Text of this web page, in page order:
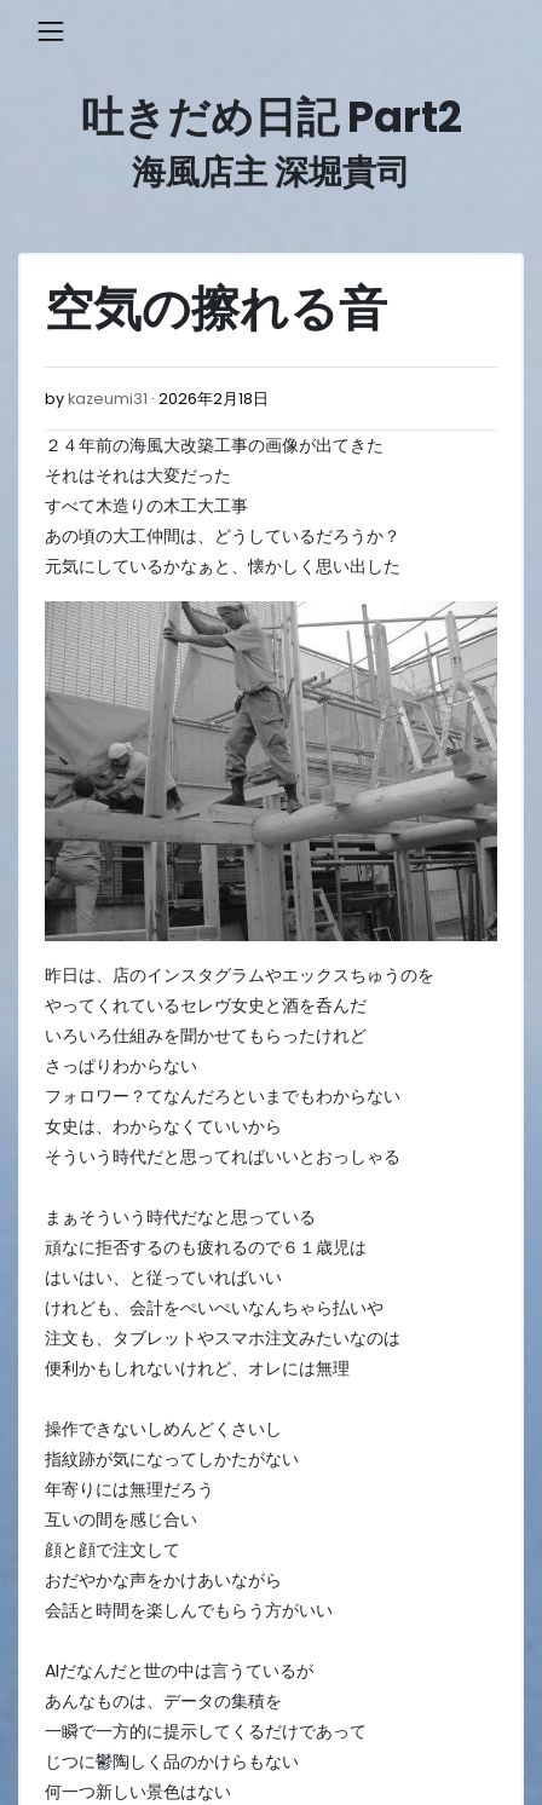
吐きだめ日記 Part2
海風店主 深堀貴司
空気の擦れる音
bykazeumi31 2026年2月18日
2
２４年前の海風大改築工事の画像が出てきた
それはそれは大変だった
すべて木造りの木工大工事
あの頃の大工仲間は、どうしているだろうか？
元気にしているかなぁと、懐かしく思い出した
昨日は、店のインスタグラムやエックスちゅうのを
やってくれているセレヴ女史と酒を呑んだ
いろいろ仕組みを聞かせてもらったけれど
さっぱりわからない
フォロワー？てなんだろといまでもわからない
女史は、わからなくていいから
そういう時代だと思ってればいいとおっしゃる
まぁそういう時代だなと思っている
頑なに拒否するのも疲れるので６１歳児は
はいはい、と従っていればいい
けれども、会計をぺいぺいなんちゃら払いや
注文も、タブレットやスマホ注文みたいなのは
便利かもしれないけれど、オレには無理
操作できないしめんどくさいし
指紋跡が気になってしかたがない
年寄りには無理だろう
互いの間を感じ合い
顔と顔で注文して
おだやかな声をかけあいながら
会話と時間を楽しんでもらう方がいい
AIだなんだと世の中は言うているが
あんなものは、データの集積を
一瞬で一方的に提示してくるだけであって
じつに鬱陶しく品のかけらもない
何一つ新しい景色はない